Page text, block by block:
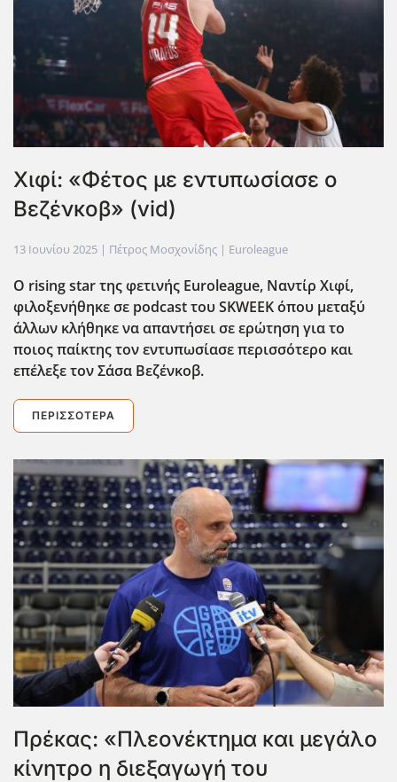
Χιφί: «Φέτος με εντυπωσίασε ο
Βεζένκοβ» (vid)
13 Ιουνίου 2025 | Πέτρος Μοσχονίδης | Euroleague
Ο rising star της φετινής Euroleague, Ναντίρ Χιφί,
φιλοξενήθηκε σε podcast του SKWEEK όπου μεταξύ
άλλων κλήθηκε να απαντήσει σε ερώτηση για το
ποιος παίκτης τον εντυπωσίασε περισσότερο και
επέλεξε τον Σάσα Βεζένκοβ.
ΠΕΡΙΣΣΌΤΕΡΑ
Πρέκας: «Πλεονέκτημα και μεγάλο
κίνητρο η διεξαγωγή του